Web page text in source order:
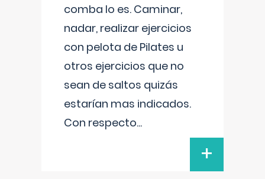
comba lo es. Caminar,
nadar, realizar ejercicios
con pelota de Pilates u
otros ejercicios que no
sean de saltos quizás
estarían mas indicados.
Con respecto...
+